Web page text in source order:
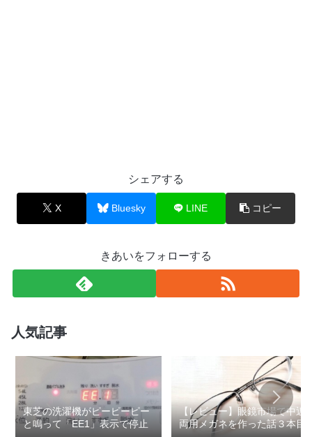
シェアする
X Bluesky LINE コピー
きあいをフォローする
人気記事
東芝の洗濯機がピーピーピー
と鳴って「EE1」表示で停止
【レビュー】眼鏡市場で中近
両用メガネを作った話３本目